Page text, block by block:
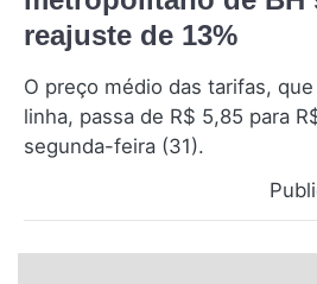
Santa Catarina
Rio Grande do Sul
Centro-Oeste
reajuste de 13%
O preço médio das tarifas,
linha, passa de R$ 5,85 para
segunda-feira (31).